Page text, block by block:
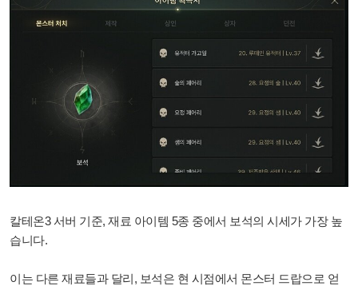
칼테온3 서버 기준, 재료 아이템 5종 중에서 보석의 시세가 가장 높
습니다.
이는 다른 재료들과 달리, 보석은 현 시점에서 몬스터 드랍으로 얻